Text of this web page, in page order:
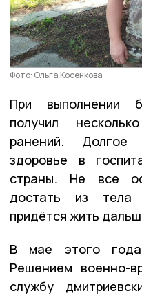
Фото: Ольга Косенкова
При выполнении
получил
ранений. Долгое
здоровье в
страны. Не все
достать из
придётся жить
В мае этого года
Решением военно-
службу